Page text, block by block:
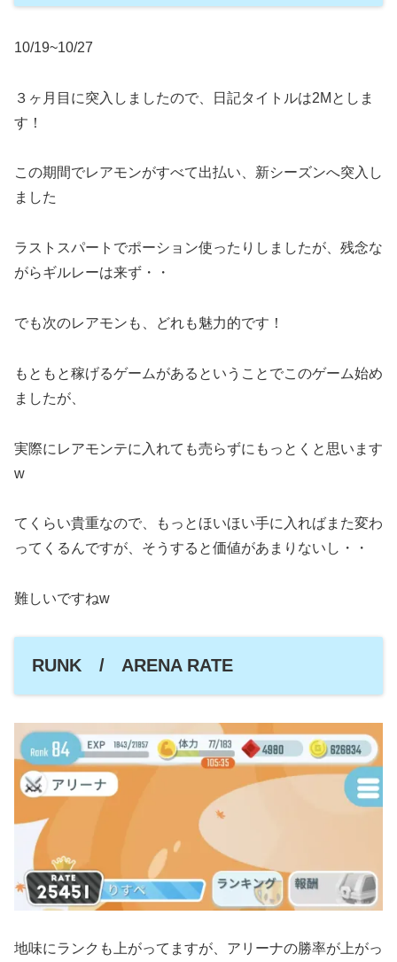
10/19~10/27
３ヶ月目に突入しましたので、日記タイトルは2Mとしま
す！
この期間でレアモンがすべて出払い、新シーズンへ突入し
ました
ラストスパートでポーション使ったりしましたが、残念な
がらギルレーは来ず・・
でも次のレアモンも、どれも魅力的です！
もともと稼げるゲームがあるということでこのゲーム始め
ましたが、
実際にレアモンテに入れても売らずにもっとくと思います
w
てくらい貴重なので、もっとほいほい手に入ればまた変わ
ってくるんですが、そうすると価値があまりないし・・
難しいですねw
RUNK / ARENA RATE
地味にランクも上がってますが、アリーナの勝率が上がっ